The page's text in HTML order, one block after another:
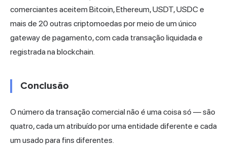
comerciantes aceitem Bitcoin, Ethereum, USDT, USDC e
mais de 20 outras criptomoedas por meio de um único
gateway de pagamento, com cada transação liquidada e
registrada na blockchain.
Conclusão
O número da transação comercial não é uma coisa só — são
quatro, cada um atribuído por uma entidade diferente e cada
um usado para fins diferentes.